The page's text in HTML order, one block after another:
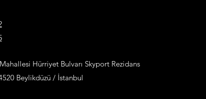
Hürriyet Bulvarı Skyport Rezidans
Beylikdüzü / İstanbul